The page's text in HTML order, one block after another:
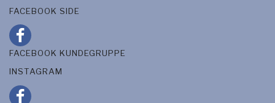
FACEBOOK SIDE
FACEBOOK KUNDEGRUPPE
INSTAGRAM